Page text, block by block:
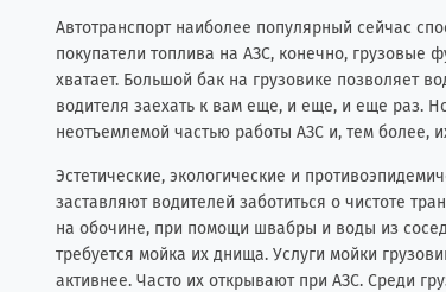
Автотранспорт наиболее популярный сейчас
покупатели топлива на АЗС, конечно, грузовые
хватает. Большой бак на грузовике позволяет
водителя заехать к вам еще, и еще, и еще раз.
неотъемлемой частью работы АЗС и, тем более,
Эстетические, экологические и
заставляют водителей заботиться о чистоте
на обочине, при помощи швабры и воды из
требуется мойка их днища. Услуги мойки
активнее. Часто их открывают при АЗС. Среди